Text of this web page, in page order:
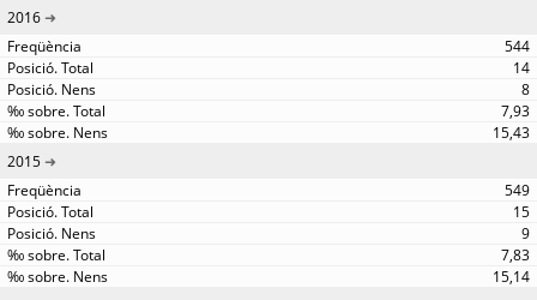
2016
544
14
8
7,93
15,43
2015
549
15
9
7,83
15,14